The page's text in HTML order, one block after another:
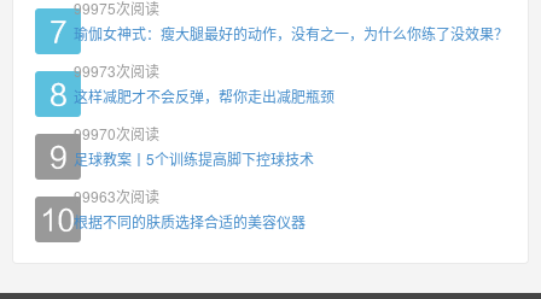
99975次阅读
瑜伽女神式：瘦大腿最好的动作，没有之一，为什么你练了没效果？
99973次阅读
这样减肥才不会反弹，帮你走出减肥瓶颈
99970次阅读
足球教案丨5个训练提高脚下控球技术
99963次阅读
根据不同的肤质选择合适的美容仪器